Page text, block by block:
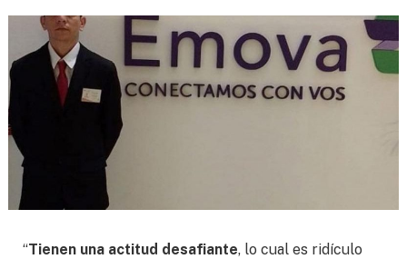
“Tienen una actitud desafiante, lo cual es ridículo